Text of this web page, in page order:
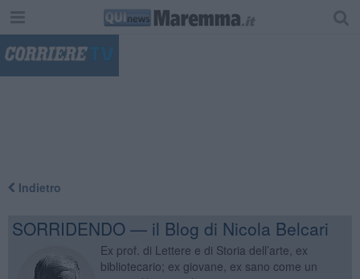
Indietro
SORRIDENDO — il Blog di Nicola Belcari
Ex prof. di Lettere e di Storia dell’arte, ex
bibliotecario; ex giovane, ex sano come un